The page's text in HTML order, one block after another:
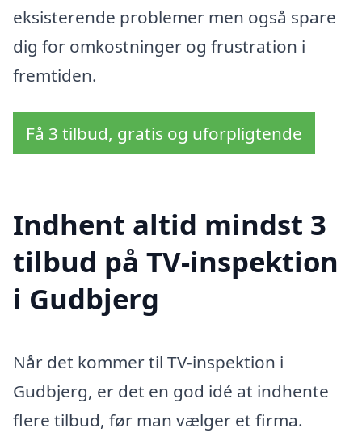
eksisterende problemer men også spare
dig for omkostninger og frustration i
fremtiden.
Få 3 tilbud, gratis og uforpligtende
Indhent altid mindst 3
tilbud på TV-inspektion
i Gudbjerg
Når det kommer til TV-inspektion i
Gudbjerg, er det en god idé at indhente
flere tilbud, før man vælger et firma.